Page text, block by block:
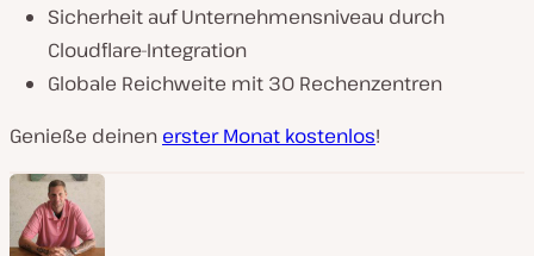
Sicherheit auf Unternehmensniveau durch
Cloudflare-Integration
Globale Reichweite mit 30 Rechenzentren
Genieße deinen erster Monat kostenlos!